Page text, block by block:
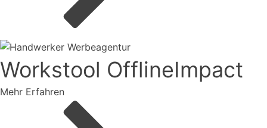
Workstool OfflineImpact
Mehr Erfahren